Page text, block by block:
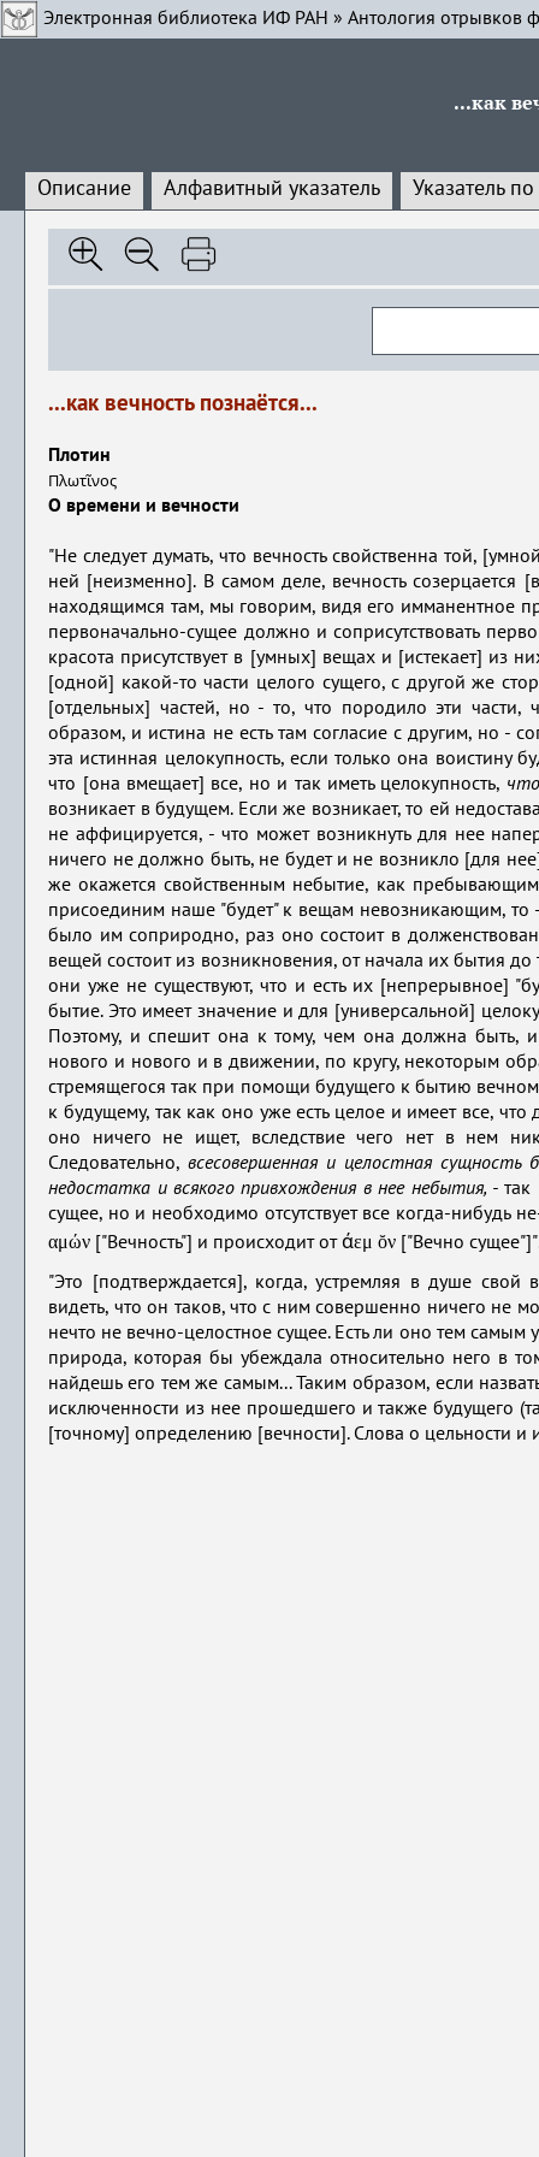
Электронная библиотека ИФ РАН » Антология отрывков
...как
Описание Алфавитный указатель Указатель
...как вечность познаётся...
Плотин
Πλωτῖνος
О времени и вечности
"Не следует думать, что вечность свойственна той,
ней [неизменно]. В самом деле, вечность
находящимся там, мы говорим, видя его имманентное
первоначально-сущее должно и соприсутствовать
красота присутствует в [умных] вещах и [истекает] из
[одной] какой-то части целого сущего, с другой же
[отдельных] частей, но - то, что породило эти
образом, и истина не есть там согласие с другим, но -
эта истинная целокупность, если только она воистину
что [она вмещает] все, но и так иметь целокупность,
возникает в будущем. Если же возникает, то ей
не аффицируется, - что может возникнуть для нее
ничего не должно быть, не будет и не возникло [для
же окажется свойственным небытие, как
присоединим наше "будет" к вещам невозникающим, то -
было им соприродно, раз оно состоит в
вещей состоит из возникновения, от начала их бытия
они уже не существуют, что и есть их [непрерывное]
бытие. Это имеет значение и для [универсальной]
Поэтому, и спешит она к тому, чем она должна быть,
нового и нового и в движении, по кругу, некоторым
стремящегося так при помощи будущего к бытию
к будущему, так как оно уже есть целое и имеет все,
оно ничего не ищет, вследствие чего нет в нем
Следовательно,всесовершенная и целостная
недостатка и всякого привхождения в нее небытия, -так
сущее, но и необходимо отсутствует все когда-нибудь
αμών ["Вечность"] и происходит от άεμ ŏν ["Вечно
"Это [подтверждается], когда, устремляя в душе
видеть, что он таков, что с ним совершенно ничего не
нечто не вечно-целостное сущее. Есть ли оно тем
природа, которая бы убеждала относительно него в
найдешь его тем же самым... Таким образом, если
исключенности из нее прошедшего и также будущего
[точному] определению [вечности]. Слова о цельности и